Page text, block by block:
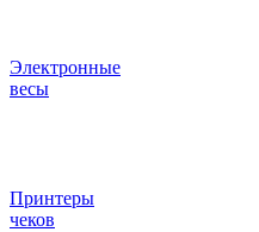
Электронные
весы
Принтеры
чеков